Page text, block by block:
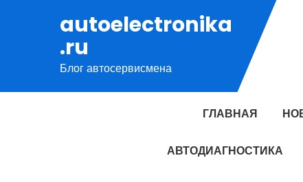
содержимому
autoelectronika
.ru
Блог автосервисмена
ГЛАВНАЯ
АВТОДИАГНОСТИКА